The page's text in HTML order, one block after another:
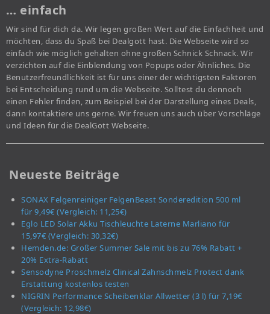
… einfach
Wir sind für dich da. Wir legen großen Wert auf die Einfachheit und
möchten, dass du Spaß bei Dealgott hast. Die Webseite wird so
einfach wie möglich gehalten ohne großen Schnick Schnack. Wir
verzichten auf die Einblendung von Popups oder Ähnliches. Die
Benutzerfreundlichkeit ist für uns einer der wichtigsten Faktoren
bei Entscheidung rund um die Webseite. Solltest du dennoch
einen Fehler finden, zum Beispiel bei der Darstellung eines Deals,
dann kontaktiere uns gerne. Wir freuen uns auch über Vorschläge
und Ideen für die DealGott Webseite.
Neueste Beiträge
SONAX Felgenreiniger FelgenBeast Sonderedition 500 ml
für 9,49€ (Vergleich: 11,25€)
Eglo LED Solar Akku Tischleuchte Laterne Marliano für
15,97€ (Vergleich: 30,32€)
Hemden.de: Großer Summer Sale mit bis zu 76% Rabatt +
20% Extra-Rabatt
Sensodyne Proschmelz Clinical Zahnschmelz Protect dank
Erstattung kostenlos testen
NIGRIN Performance Scheibenklar Allwetter (3 l) für 7,19€
(Vergleich: 12,98€)